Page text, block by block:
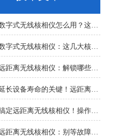
数字式无线核相仪怎么用？这份实操指南，新手也能轻松上手
数字式无线核相仪：这几大核心特点，让核相作业效率直接“提速”
远距离无线核相仪：解锁哪些“看不见”的电力适配场景？
延长设备寿命的关键！远距离无线核相仪的保养细节，资深运维都在悄悄用
搞定远距离无线核相仪！操作步骤全梳理，每一步都讲透
远距离无线核相仪：别等故障才重视！这份维护保养指南请收好